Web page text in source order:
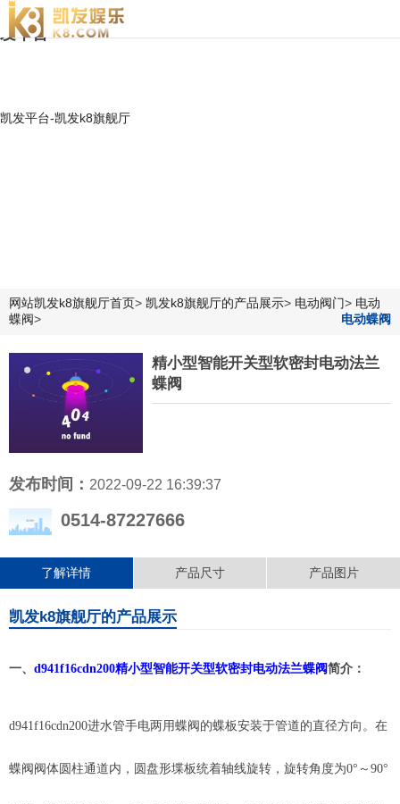
精小型智能开关型软密封电动法兰蝶阀|江苏贝尔电装-凯
发平台
凯发平台-凯发k8旗舰厅
网站凯发k8旗舰厅首页> 凯发k8旗舰厅的产品展示> 电动阀门> 电动
蝶阀> 电动蝶阀
精小型智能开关型软密封电动法兰
蝶阀
发布时间： 2022-09-22 16:39:37
0514-87227666
了解详情 产品尺寸 产品图片
凯发k8旗舰厅的产品展示
一、 d941f16cdn200精小型智能开关型软密封电动法兰蝶阀简介：
d941f16cdn200进水管手电两用蝶阀的蝶板安装于管道的直径方向。在
蝶阀阀体圆柱通道内，圆盘形堞板统着轴线旋转，旋转角度为0°～90°